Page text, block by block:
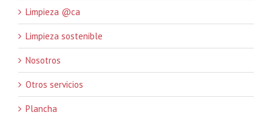
Limpieza @ca
Limpieza sostenible
Nosotros
Otros servicios
Plancha